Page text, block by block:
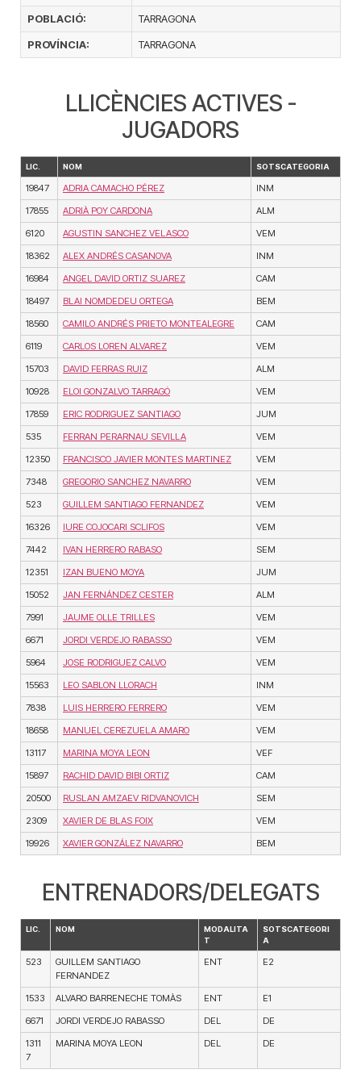
POBLACIÓ:
TARRAGONA
PROVÍNCIA:
TARRAGONA
LLICÈNCIES ACTIVES -
JUGADORS
LIC. NOM SOTSCATEGORIA
19847 ADRIA CAMACHO PÉREZ
INM
17855
ADRIÀ POY CARDONA
ALM
6120
AGUSTIN SANCHEZ VELASCO
VEM
18362
ALEX ANDRÉS CASANOVA
INM
16984
ANGEL DAVID ORTIZ SUAREZ
CAM
18497
BLAI NOMDEDEU ORTEGA
BEM
18560
CAMILO ANDRÉS PRIETO MONTEALEGRE
CAM
6119
CARLOS LOREN ALVAREZ
VEM
15703
DAVID FERRAS RUIZ
ALM
10928
ELOI GONZALVO TARRAGÓ
VEM
17859
ERIC RODRIGUEZ SANTIAGO
JUM
535
FERRAN PERARNAU SEVILLA
VEM
12350
FRANCISCO JAVIER MONTES MARTINEZ
VEM
7348
GREGORIO SANCHEZ NAVARRO
VEM
523
GUILLEM SANTIAGO FERNANDEZ
VEM
16326
IURE COJOCARI SCLIFOS
VEM
7442
IVAN HERRERO RABASO
SEM
12351
IZAN BUENO MOYA
JUM
15052
JAN FERNÁNDEZ CESTER
ALM
7991
JAUME OLLE TRILLES
VEM
6671
JORDI VERDEJO RABASSO
VEM
5964
JOSE RODRIGUEZ CALVO
VEM
15563
LEO SABLON LLORACH
INM
7838
LUIS HERRERO FERRERO
VEM
18658
MANUEL CEREZUELA AMARO
VEM
13117
MARINA MOYA LEON
VEF
15897
RACHID DAVID BIBI ORTIZ
CAM
20500
RUSLAN AMZAEV RIDVANOVICH
SEM
2309
XAVIER DE BLAS FOIX
VEM
19926
XAVIER GONZÁLEZ NAVARRO BEM
ENTRENADORS/DELEGATS
LIC. NOM
MODALITA
T
SOTSCATEGORI
A
523
GUILLEM SANTIAGO
FERNANDEZ
ENT E2
1533 ALVARO BARRENECHE TOMÀS ENT
E1
6671
JORDI VERDEJO RABASSO DEL
DE
1311
7
MARINA MOYA LEON DEL DE